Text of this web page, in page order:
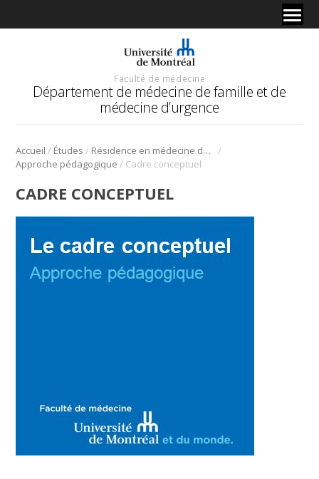
Faculté de médecine
Département de médecine de famille et de
médecine d’urgence
Accueil / Études / Résidence en médecine de famille
/
Approche pédagogique / Cadre conceptuel
CADRE CONCEPTUEL